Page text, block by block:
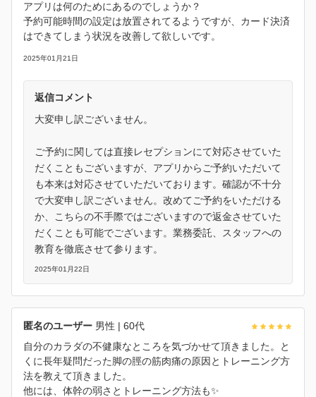
アプリは何のためにあるのでしょうか？
予約可能時間の設定は放置されてるようですが、カード決済
はできてしまう状況を改善して欲しいです。
2025年01月21日
返信コメント
大変申し訳ございません。
ご予約に関しては直接レセプションにて対応させていた
だくこともございますが、アプリからご予約いただいて
も本来は対応させていただいております。確認が不十分
で大変申し訳ございません。改めてご予約をいただける
か、こちらの不手際ではございますので返金させていた
だくことも可能でございます。業務委託、スタッフへの
教育を徹底させて参ります。
2025年01月22日
匿名のユーザー 男性 | 60代
自分のカラダの不健康なところを気づかせて頂きました。と
くに長年疑問だった脚の脛の筋肉痛の原因とトレーニング方
法を教えて頂きました。
他には、体幹の弱さとトレーニング方法も✨